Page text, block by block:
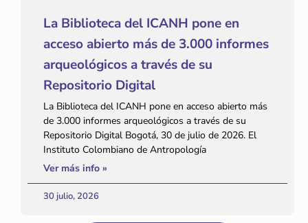
La Biblioteca del ICANH pone en
acceso abierto más de 3.000 informes
arqueológicos a través de su
Repositorio Digital
La Biblioteca del ICANH pone en acceso abierto más
de 3.000 informes arqueológicos a través de su
Repositorio Digital Bogotá, 30 de julio de 2026. El
Instituto Colombiano de Antropología
Ver más info »
30 julio, 2026